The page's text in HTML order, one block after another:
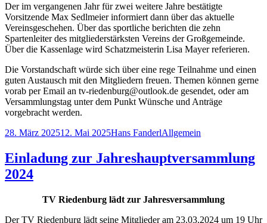
Der im vergangenen Jahr für zwei weitere Jahre bestätigte
Vorsitzende Max Sedlmeier informiert dann über das aktuelle
Vereinsgeschehen. Über das sportliche berichten die zehn
Spartenleiter des mitgliederstärksten Vereins der Großgemeinde.
Über die Kassenlage wird Schatzmeisterin Lisa Mayer referieren.
Die Vorstandschaft würde sich über eine rege Teilnahme und einen
guten Austausch mit den Mitgliedern freuen. Themen können gerne
vorab per Email an tv-riedenburg@outlook.de gesendet, oder am
Versammlungstag unter dem Punkt Wünsche und Anträge
vorgebracht werden.
Veröffentlicht
28. März 202512. Mai 2025Autor
Hans FanderlKategorien
Allgemein
Einladung zur Jahreshauptversammlung
2024
TV Riedenburg lädt zur Jahresversammlung
Der TV Riedenburg lädt seine Mitglieder am 23.03.2024 um 19 Uhr